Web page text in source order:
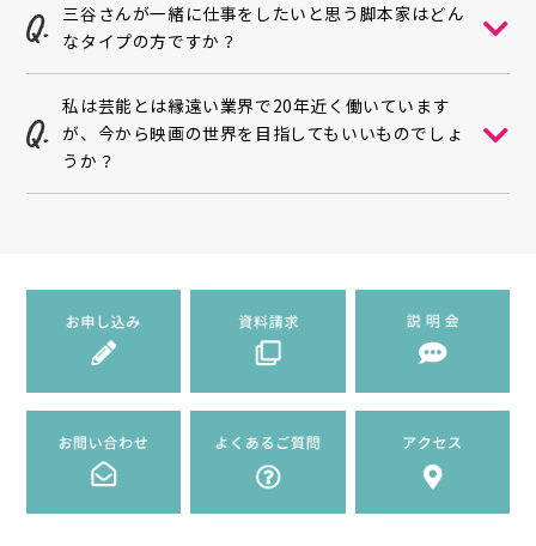
三谷さんが一緒に仕事をしたいと思う脚本家はどん
なタイプの方ですか？
私は芸能とは縁遠い業界で20年近く働いています
が、今から映画の世界を目指してもいいものでしょ
うか？